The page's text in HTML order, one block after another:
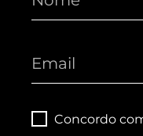
Concordo